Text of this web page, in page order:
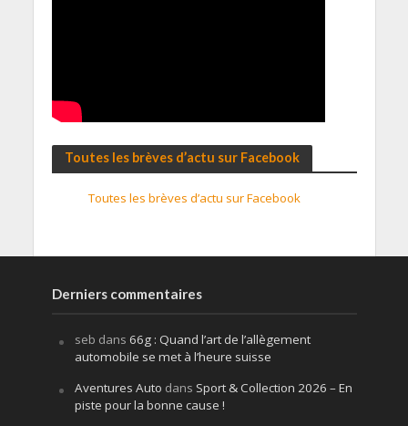
Toutes les brèves d’actu sur Facebook
Toutes les brèves d’actu sur Facebook
Derniers commentaires
seb dans 66g : Quand l’art de l’allègement
automobile se met à l’heure suisse
Aventures Auto dans Sport & Collection 2026 – En
piste pour la bonne cause !